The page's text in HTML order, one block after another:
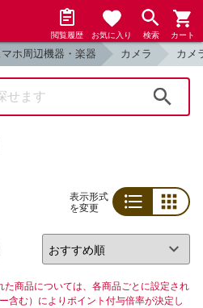
閲覧履歴 お気に入り 検索 カート
ホ周辺機器・楽器 カメラ カメ
表示形式
を変更
た商品については、各商品ごとに設定され
含む）によりポイント付与倍率が決定し